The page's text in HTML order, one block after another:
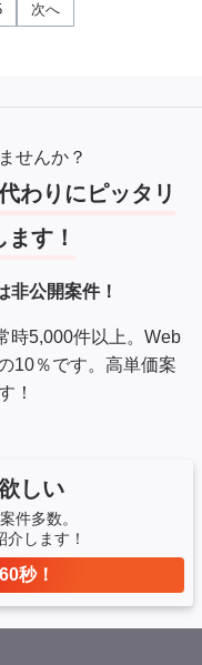
次へ
せんか？
わりにピッタリ
す！
非公開案件！
時5,000件以上。Web
10％です。高単価案
！
しい
件多数。
します！
秒！